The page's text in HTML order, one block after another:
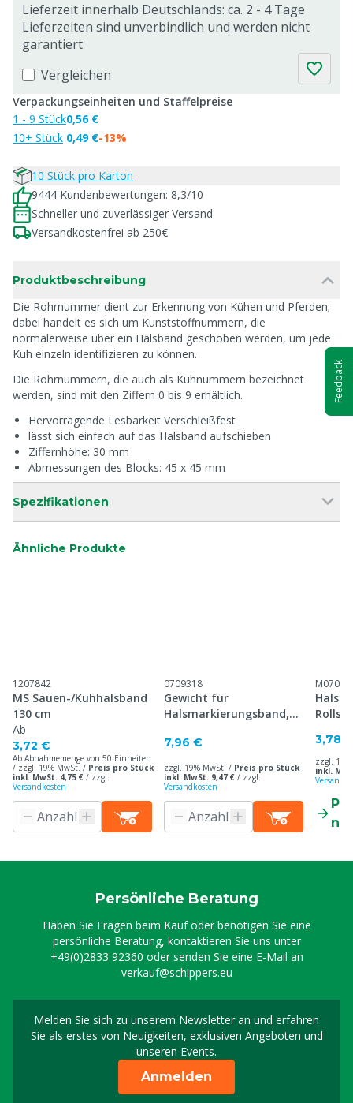
Lieferzeit innerhalb Deutschlands: ca. 2 - 4 Tage
Lieferzeiten sind unverbindlich und werden nicht
garantiert
Vergleichen
Verpackungseinheiten und Staffelpreise
1 - 9 Stück
10+ Stück
0,56 €
0,49 €-13%
10 Stück pro Karton
9444 Kundenbewertungen: 8,3/10
Schneller und zuverlässiger Versand
Versandkostenfrei ab 250€
Produktbeschreibung
Die Rohrnummer dient zur Erkennung von Kühen und Pferden;
dabei handelt es sich um Kunststoffnummern, die
normalerweise über ein Halsband geschoben werden, um jede
Kuh einzeln identifizieren zu können.
Die Rohrnummern, die auch als Kuhnummern bezeichnet
werden, sind mit den Ziffern 0 bis 9 erhältlich.
Hervorragende Lesbarkeit Verschleißfest
lässt sich einfach auf das Halsband aufschieben
Ziffernhöhe: 30 mm
Abmessungen des Blocks: 45 x 45 mm
Spezifikationen
Ähnliche Produkte
1207842
MS Sauen-/Kuhhalsband
130 cm
Ab
3,72 €
Ab Abnahmemenge von 50 Einheiten
/ zzgl. 19% MwSt. / Preis pro Stück
inkl. MwSt. 4,75 € / zzgl.
Versandkosten
0709318
Gewicht für
Halsmarkierungsband,
7,96 €
zzgl. 19% MwSt. / Preis pro Stück
inkl. MwSt. 9,47 € / zzgl.
Versandkosten
3,78 €
zzgl.
inkl.
Persönliche Beratung
Haben Sie Fragen beim Kauf oder benötigen Sie eine
persönliche Beratung, kontaktieren Sie uns unter
+49(0)2833 92360 oder senden Sie eine E-Mail an
verkauf@schippers.eu
Melden Sie sich zu unserem Newsletter an und erfahren
Sie als erstes von Neuigkeiten, exklusiven Angeboten und
unseren Events.
Melden Sie sich für
Anmelden
Feedback